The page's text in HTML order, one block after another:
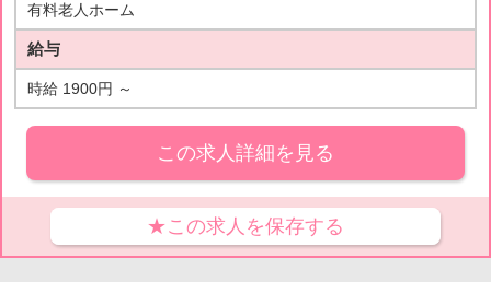
有料老人ホーム
給与
時給 1900円 ～
この求人詳細を見る
★この求人を保存する